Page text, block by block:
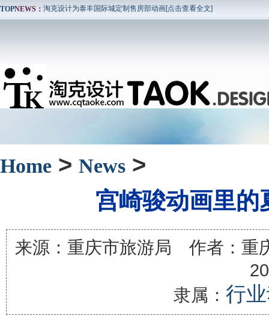
TOPNEWS：
淘克设计为东方时代广场定制售房部动画 [点击查看全文]
重庆淘克设计为重庆三力电梯有限公司服务，设计企业宣传片。 [点击
淘克设计为泰丰国际城定制售房部动画[点击查看全文]
重庆淘克设计与重庆仁安龙城国际合作，完成项目宣传片，并在影院
重庆淘克设计与中科院合作，创作云博会展览动画，获得好评！ [点击
重庆淘克设计为重庆三力电梯有限公司服务，设计企业宣传片。 [点击
Home > News >
宫崎骏动画里的
来源：重庆市旅游局 作者：
隶属： 行